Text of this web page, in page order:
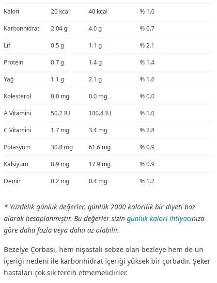
Kalori 20 kcal 40 kcal % 1.0
Karbonhidrat 2.04 g 4.0 g % 0.7
Lif 0.5 g 1.1 g % 2.1
Protein 0.7 g 1.4 g % 1.4
Yağ 1.1 g 2.1 g % 1.6
Kolesterol 0.0 mg 0.0 mg % 0.0
A Vitamini 50.2 IU 100.4 IU % 1.0
C Vitamini 1.7 mg 3.4 mg % 2.8
Potasyum 30.8 mg 61.6 mg % 0.9
Kalsiyum 8.9 mg 17.9 mg % 0.9
Demir 0.2 mg 0.4 mg % 1.2
* Yüzdelik günlük değerler, günlük 2000 kalorilik bir diyeti baz
alarak hesaplanmıştır. Bu değerler sizin günlük kalori ihtiyacınıza
göre daha fazla veya daha az olabilir.
Bezelye Çorbası, hem nişastalı sebze olan bezleye hem de un
içeriği nedeni ile karbonhidrat içeriği yüksek bir çorbadır. Şeker
hastaları çok sık tercih etmemelidirler.